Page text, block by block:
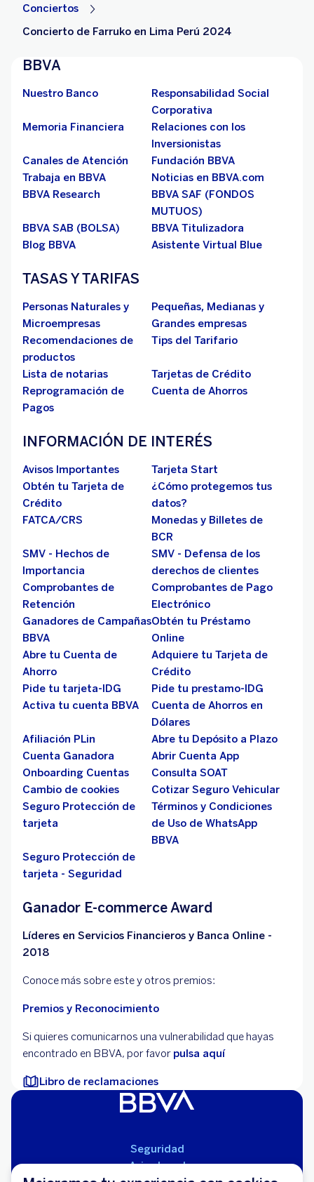
Conciertos
Concierto de Farruko en Lima Perú 2024
BBVA
Nuestro Banco
Responsabilidad Social
Corporativa
Memoria Financiera
Relaciones con los
Inversionistas
Canales de Atención
Fundación BBVA
Trabaja en BBVA
Noticias en BBVA.com
BBVA Research
BBVA SAF (FONDOS
MUTUOS)
BBVA SAB (BOLSA)
BBVA Titulizadora
Blog BBVA
Asistente Virtual Blue
TASAS Y TARIFAS
Personas Naturales y
Microempresas
Pequeñas, Medianas y
Grandes empresas
Recomendaciones de
productos
Tips del Tarifario
Lista de notarias
Tarjetas de Crédito
Reprogramación de
Pagos
Cuenta de Ahorros
INFORMACIÓN DE INTERÉS
Avisos Importantes
Tarjeta Start
Obtén tu Tarjeta de
Crédito
¿Cómo protegemos tus
datos?
FATCA/CRS
Monedas y Billetes de
BCR
SMV - Hechos de
Importancia
SMV - Defensa de los
derechos de clientes
Comprobantes de
Retención
Comprobantes de Pago
Electrónico
Ganadores de Campañas
BBVA
Obtén tu Préstamo
Online
Abre tu Cuenta de
Ahorro
Adquiere tu Tarjeta de
Crédito
Pide tu tarjeta-IDG
Pide tu prestamo-IDG
Activa tu cuenta BBVA
Cuenta de Ahorros en
Dólares
Afiliación PLin
Abre tu Depósito a Plazo
Cuenta Ganadora
Abrir Cuenta App
Onboarding Cuentas
Consulta SOAT
Cambio de cookies
Cotizar Seguro Vehicular
Seguro Protección de
tarjeta
Términos y Condiciones
de Uso de WhatsApp
BBVA
Seguro Protección de
tarjeta - Seguridad
Ganador E-commerce Award
Líderes en Servicios Financieros y Banca Online -
2018
Conoce más sobre este y otros premios:
Premios y Reconocimiento
Si quieres comunicarnos una vulnerabilidad que hayas
encontrado en BBVA, por favor pulsa aquí
Libro de reclamaciones
Seguridad
Aviso Legal